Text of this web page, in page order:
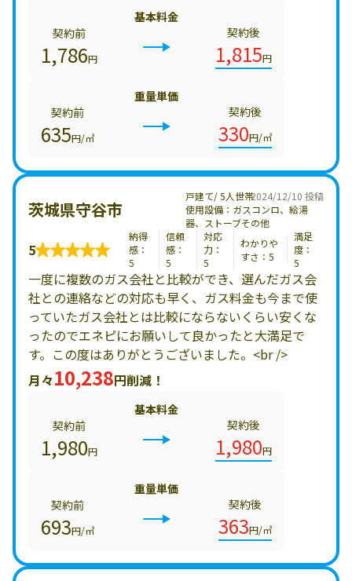
基本料金
契約前
1,786円
契約後
1,815円
重量単価
契約前
635円/㎥
契約後
330円/㎥
2024/12/10 投稿
茨城県守谷市
戸建て/ 5人世帯
使用設備：ガスコンロ、給湯
器、ストーブその他
5
納得
感：
5
信頼
感：
5
対応
力：
5
わかりや
すさ：5
満足
度：
5
一度に複数のガス会社と比較ができ、選んだガス会
社との連絡などの対応も早く、ガス料金も今まで使
っていたガス会社とは比較にならないくらい安くな
ったのでエネピにお願いして良かったと大満足で
す。この度はありがとうございました。<br />
月々10,238円削減！
基本料金
契約前
1,980円
契約後
1,980円
重量単価
契約前
693円/㎥
契約後
363円/㎥